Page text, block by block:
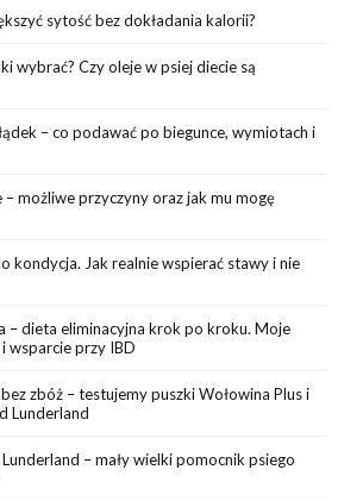
sytość bez dokładania kalorii?
wybrać? Czy oleje w psiej diecie są
– co podawać po biegunce, wymiotach i
możliwe przyczyny oraz jak mu mogę
kondycja. Jak realnie wspierać stawy i nie
– dieta eliminacyjna krok po kroku. Moje
wsparcie przy IBD
zbóż – testujemy puszki Wołowina Plus i
Lunderland
– mały wielki pomocnik psiego